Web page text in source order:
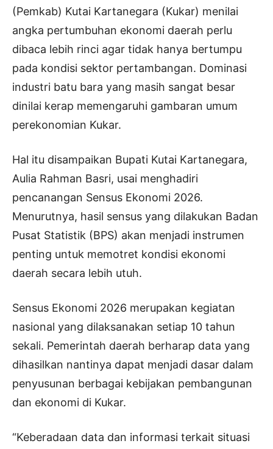
(Pemkab) Kutai Kartanegara (Kukar) menilai
angka pertumbuhan ekonomi daerah perlu
dibaca lebih rinci agar tidak hanya bertumpu
pada kondisi sektor pertambangan. Dominasi
industri batu bara yang masih sangat besar
dinilai kerap memengaruhi gambaran umum
perekonomian Kukar.
Hal itu disampaikan Bupati Kutai Kartanegara,
Aulia Rahman Basri, usai menghadiri
pencanangan Sensus Ekonomi 2026.
Menurutnya, hasil sensus yang dilakukan Badan
Pusat Statistik (BPS) akan menjadi instrumen
penting untuk memotret kondisi ekonomi
daerah secara lebih utuh.
Sensus Ekonomi 2026 merupakan kegiatan
nasional yang dilaksanakan setiap 10 tahun
sekali. Pemerintah daerah berharap data yang
dihasilkan nantinya dapat menjadi dasar dalam
penyusunan berbagai kebijakan pembangunan
dan ekonomi di Kukar.
“Keberadaan data dan informasi terkait situasi